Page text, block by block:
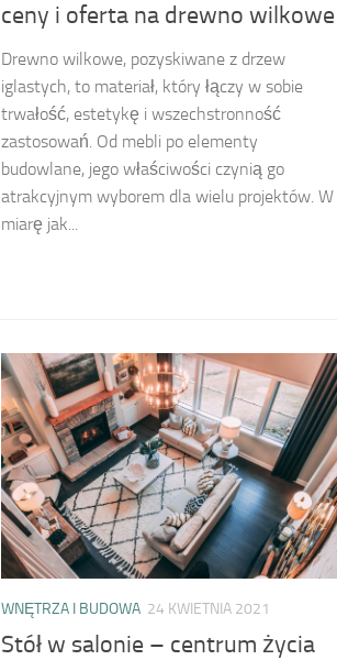
ceny i oferta na drewno wilkowe
Drewno wilkowe, pozyskiwane z drzew
iglastych, to materiał, który łączy w sobie
trwałość, estetykę i wszechstronność
zastosowań. Od mebli po elementy
budowlane, jego właściwości czynią go
atrakcyjnym wyborem dla wielu projektów. W
miarę jak...
WNĘTRZA I BUDOWA 24 KWIETNIA 2021
Stół w salonie – centrum życia